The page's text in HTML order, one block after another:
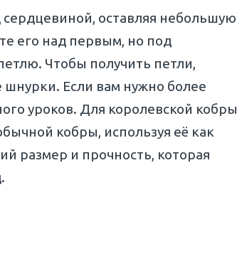
оставляя небольшую
его над первым, но под
Чтобы получить петли,
Если вам нужно более
уроков. Для королевской кобры
кобры, используя её как
размер и прочность, которая